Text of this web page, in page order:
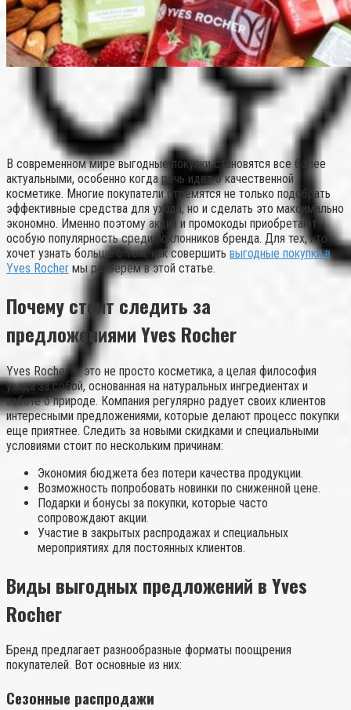
В современном мире выгодные покупки становятся все более
актуальными, особенно когда речь идет о качественной
косметике. Многие покупатели стремятся не только подобрать
эффективные средства для ухода, но и сделать это максимально
экономно. Именно поэтому акции и промокоды приобретают
особую популярность среди поклонников бренда. Для тех, кто
хочет узнать больше о том, как совершить выгодные покупки в
Yves Rocher мы разберем в этой статье.
Почему стоит следить за
предложениями Yves Rocher
Yves Rocher — это не просто косметика, а целая философия
ухода за собой, основанная на натуральных ингредиентах и
заботе о природе. Компания регулярно радует своих клиентов
интересными предложениями, которые делают процесс покупки
еще приятнее. Следить за новыми скидками и специальными
условиями стоит по нескольким причинам:
Экономия бюджета без потери качества продукции.
Возможность попробовать новинки по сниженной цене.
Подарки и бонусы за покупки, которые часто
сопровождают акции.
Участие в закрытых распродажах и специальных
мероприятиях для постоянных клиентов.
Виды выгодных предложений в Yves
Rocher
Бренд предлагает разнообразные форматы поощрения
покупателей. Вот основные из них:
Сезонные распродажи